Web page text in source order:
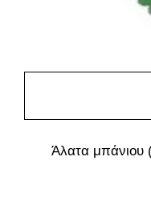
Άλατα μπάνιου